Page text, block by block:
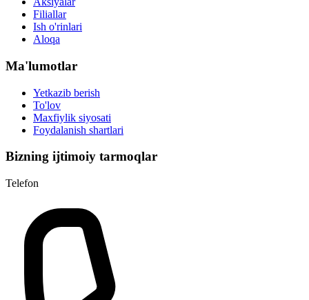
Filiallar
Ish o'rinlari
Aloqa
Ma'lumotlar
Yetkazib berish
To'lov
Maxfiylik siyosati
Foydalanish shartlari
Bizning ijtimoiy tarmoqlar
Telefon